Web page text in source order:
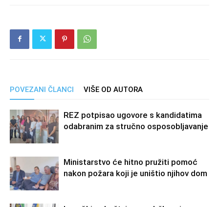
POVEZANI ČLANCI VIŠE OD AUTORA
REZ potpisao ugovore s kandidatima
odabranim za stručno osposobljavanje
Ministarstvo će hitno pružiti pomoć
nakon požara koji je uništio njihov dom